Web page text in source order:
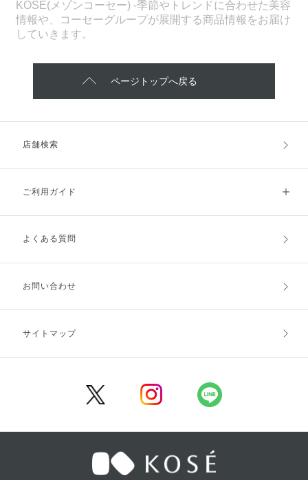
KOSÉ(メゾンコーセー) -季節やトレンドに合わせた美容
情報や、コーセーグループが展開する商品情報をお届け
していきます。
ページトップへ戻る
店舗検索
ご利用ガイド
ご利用ガイドトップ
お支払方法
キャンセル・返品・交換
よくある質問
お問い合わせ
サイトマップ